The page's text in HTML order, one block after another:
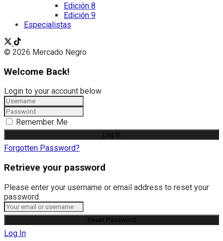
Edición 8
Edición 9
Especialistas
© 2026 Mercado Negro
Welcome Back!
Login to your account below
Remember Me
Forgotten Password?
Retrieve your password
Please enter your username or email address to reset your
password.
Log In